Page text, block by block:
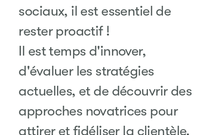
sociaux, il est essentiel de
rester proactif !
Il est temps d'innover,
d'évaluer les stratégies
actuelles, et de découvrir des
approches novatrices pour
attirer et fidéliser la clientèle.